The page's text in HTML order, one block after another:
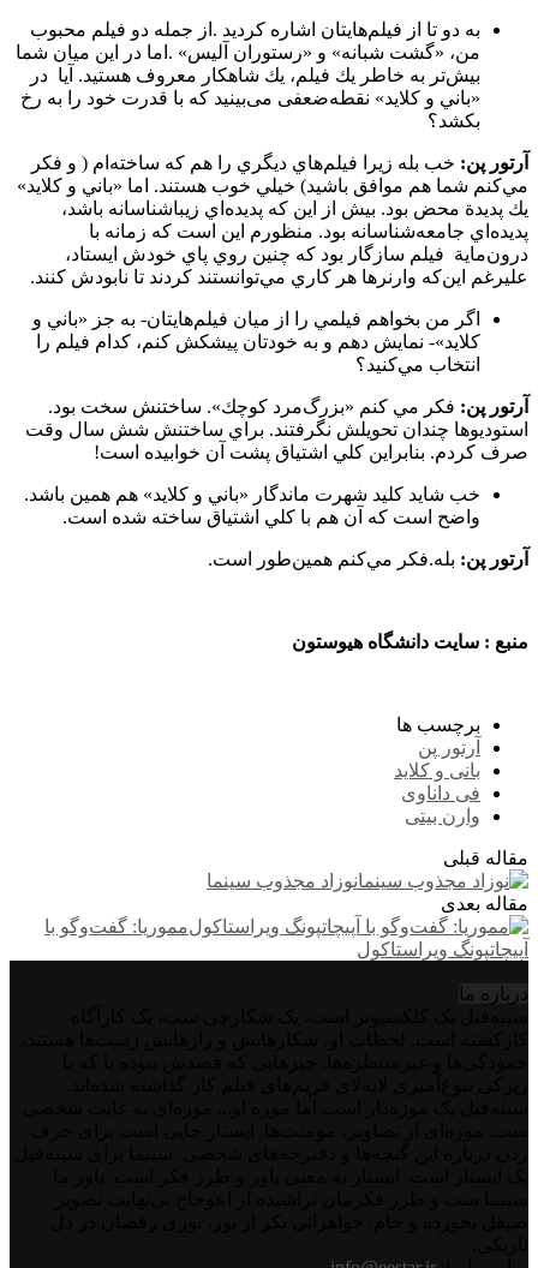
به دو تا از فيلم‌هايتان اشاره كرديد .از جمله دو فيلم محبوب
من، «گشت شبانه» و «رستوران آليس» .اما در اين ميان شما
بيش‌تر به خاطر يك فيلم، يك شاهكار معروف هستيد. آيا در
«باني و كلايد» نقطه‌ضعفی می‌بینید كه با قدرت خود را به رخ
بكشد؟
آرتور پن: خب بله زيرا فيلم‌هاي ديگري را هم كه ساخته‌ام ( و فكر
مي‌كنم شما هم موافق باشيد) خيلي خوب هستند. اما «باني و كلايد»
يك پديدة محض بود. بيش از اين كه پديده‌اي زيباشناسانه باشد،
پديده‌اي جامعه‌شناسانه بود. منظورم اين است كه زمانه با
درون‌ماية فيلم سازگار بود كه چنين روي پاي خودش ايستاد،
عليرغم اين‌كه وارنرها هر كاري مي‌توانستند كردند تا نابودش كنند.
اگر من بخواهم فيلمي را از ميان فيلم‌هايتان- به جز «باني و
كلايد»- نمايش دهم و به خودتان پيشكش كنم، كدام فيلم را
انتخاب مي‌كنيد؟
آرتور پن: فكر مي كنم «بزرگ‌مرد كوچك». ساختنش سخت بود.
استوديوها چندان تحويلش نگرفتند. براي ساختنش شش سال وقت
صرف كردم. بنابراين كلي اشتياق پشت آن خوابيده است!
خب شايد كليد شهرت ماندگار «باني و كلايد» هم همين باشد.
واضح است كه آن هم با كلي اشتياق ساخته شده است.
آرتور پن: بله.فكر مي‌كنم همين‌طور است.
منبع : سايت دانشگاه هيوستون
برچسب ها
آرتور پن
بانی و کلاید
فی داناوی
وارن بیتی
مقاله قبلی
نوزاد مجذوب سینما
مقاله بعدی
مموریا: گفت‌وگو با
آپیچاتپونگ ویراستاکول
درباره‌ ما